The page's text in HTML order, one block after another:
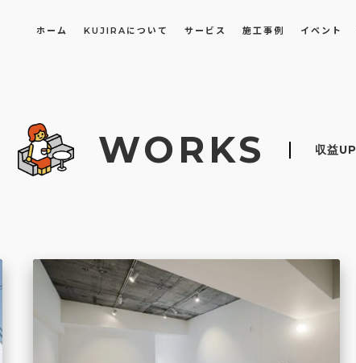
ホーム KUJIRAについて サービス 施工事例 イベント
WORKS 収益UP